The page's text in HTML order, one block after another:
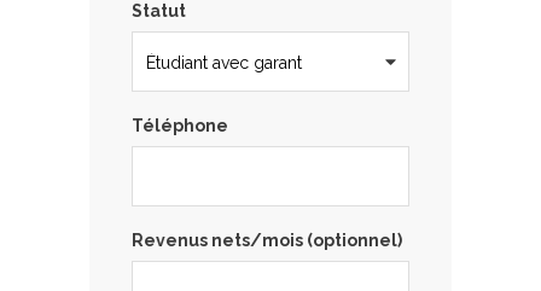
Statut
Téléphone
Revenus nets/mois (optionnel)